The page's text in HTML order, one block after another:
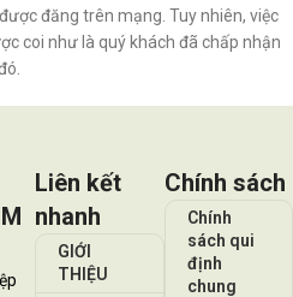
đăng trên mạng. Tuy nhiên, việc
coi như là quý khách đã chấp nhận
Liên kết
nhanh
GIỚI
THIỆU
Chính sách
Chính
sách qui
định
chung